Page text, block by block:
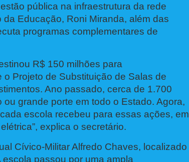
pública na infraestrutura da rede
Educação, Roni Miranda, além das
programas complementares de
R$ 150 milhões para
Projeto de Substituição de Salas de
Ano passado, cerca de 1.700
grande porte em todo o Estado. Agora,
escola recebeu para essas ações, em
explica o secretário.
Cívico-Militar Alfredo Chaves, localizado
passou por uma ampla